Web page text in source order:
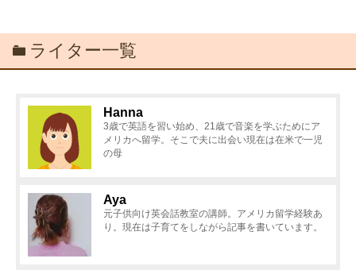
ライター一覧
Hanna
3歳で英語を習い始め、21歳で音楽を学ぶためにア
メリカへ留学。そこで夫に出会い現在は在米で一児
の母
Aya
元子供向け英会話教室の講師。アメリカ留学経験あ
り。現在は子育てをしながら記事を書いています。